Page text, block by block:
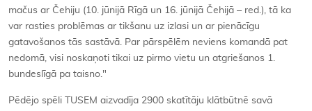
mačus ar Čehiju (10. jūnijā Rīgā un 16. jūnijā Čehijā – red.), tā ka
var rasties problēmas ar tikšanu uz izlasi un ar pienācīgu
gatavošanos tās sastāvā. Par pārspēlēm neviens komandā pat
nedomā, visi noskaņoti tikai uz pirmo vietu un atgriešanos 1.
bundeslīgā pa taisno."
Pēdējo spēli TUSEM aizvadīja 2900 skatītāju klātbūtnē savā